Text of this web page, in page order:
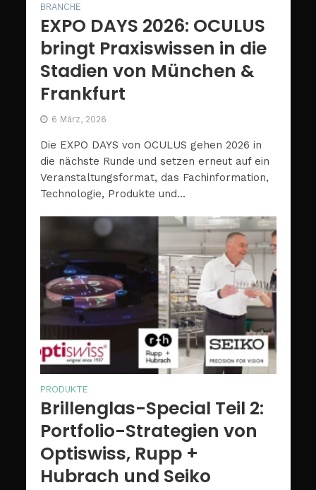
BRANCHE
EXPO DAYS 2026: OCULUS
bringt Praxiswissen in die
Stadien von München &
Frankfurt
6 März, 2026
Die EXPO DAYS von OCULUS gehen 2026 in
die nächste Runde und setzen erneut auf ein
Veranstaltungsformat, das Fachinformation,
Technologie, Produkte und...
PRODUKTE
Brillenglas-Special Teil 2:
Portfolio-Strategien von
Optiswiss, Rupp +
Hubrach und Seiko